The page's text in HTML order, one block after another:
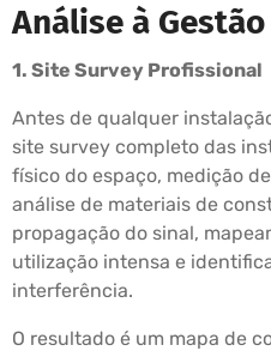
Análise à
1. Site Survey Profissional
Antes de qualquer
site survey completo das
físico do espaço, medição
análise de materiais de
propagação do sinal,
utilização intensa e
interferência.
O resultado é um mapa de